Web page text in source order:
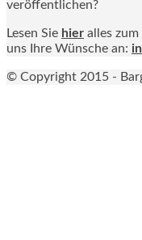
veröffentlichen?
Lesen Sie hier alles
uns Ihre Wünsche an:
© Copyright 2015 -